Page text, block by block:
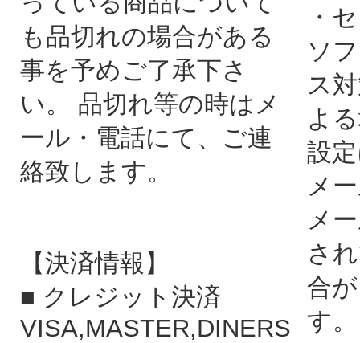
も品切れの場合がある
事を予めご了承下さ
い。 品切れ等の時はメ
ール・電話にて、ご連
絡致します。
【決済情報】
■ クレジット決済
VISA,MASTER,DINERS
・
ソ
ス
よ
設
メ
メ
さ
合
す。